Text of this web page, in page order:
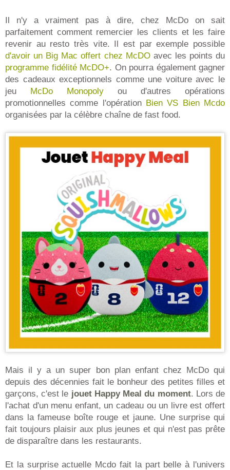
Il n'y a vraiment pas à dire, chez McDo on sait
parfaitement comment remercier les clients et les faire
revenir au resto très vite. Il est par exemple possible
d'avoir un Big Mac offert chez McDOavec les points du
programme fidélité McDO+. On pourra également gagner
des cadeaux exceptionnels comme une voiture avec le
jeu McDo Monopoly ou d'autres opérations
promotionnelles comme l'opération Bien VS Bien Mcdo
organisées par la célèbre chaîne de fast food.
Mais il y a un super bon plan enfant chez McDo qui
depuis des décennies fait le bonheur des petites filles et
garçons, c'est le jouet Happy Meal du moment. Lors de
l'achat d'un menu enfant, un cadeau ou un livre est offert
dans la fameuse boîte rouge et jaune. Une surprise qui
fait toujours plaisir aux plus jeunes et qui n'est pas prête
de disparaître dans les restaurants.
Et la surprise actuelle Mcdo fait la part belle à l'univers